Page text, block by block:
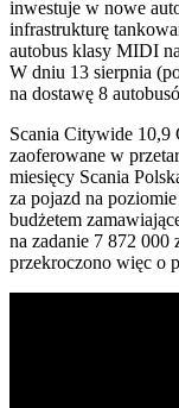
inwestuje w nowe
infrastrukturę
autobus klasy MIDI
W dniu 13 sierpnia
na dostawę 8
Scania Citywide 10,9
zaoferowane w
miesięcy Scania
za pojazd na
budżetem
na zadanie 7 872 000
przekroczono więc o